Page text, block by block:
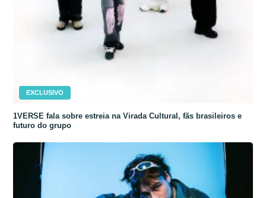
EXCLUSIVO
1VERSE fala sobre estreia na Virada Cultural, fãs brasileiros e
futuro do grupo